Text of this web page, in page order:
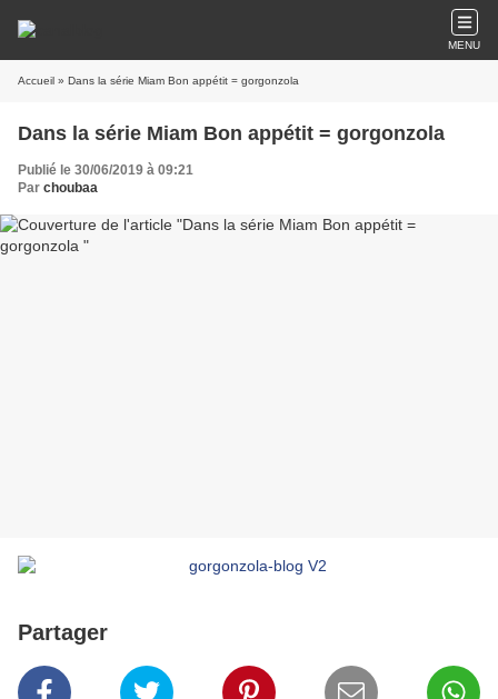
MENU
Accueil » Dans la série Miam Bon appétit = gorgonzola
Dans la série Miam Bon appétit = gorgonzola
Publié le 30/06/2019 à 09:21
Par choubaa
Partager